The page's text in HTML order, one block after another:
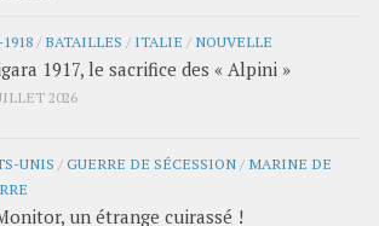
1918/ BATAILLES / ITALIE / NOUVELLE
1917, le sacrifice des « Alpini »
2026
UNIS /GUERRE DE SÉCESSION/ MARINE DE
un étrange cuirassé !